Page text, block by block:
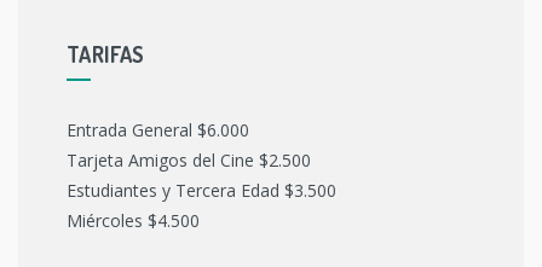
TARIFAS
Entrada General $6.000
Tarjeta Amigos del Cine $2.500
Estudiantes y Tercera Edad $3.500
Miércoles $4.500